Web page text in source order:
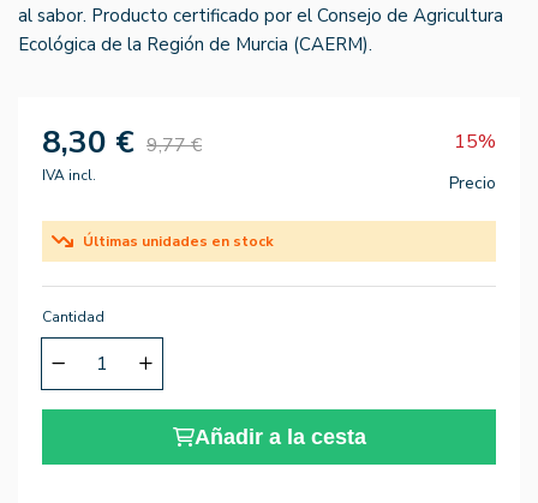
al sabor. Producto certificado por el Consejo de Agricultura
Ecológica de la Región de Murcia (CAERM).
8,30 € 9,77 € 15%
IVA incl. Precio
Últimas unidades en stock
Cantidad
Añadir a la cesta